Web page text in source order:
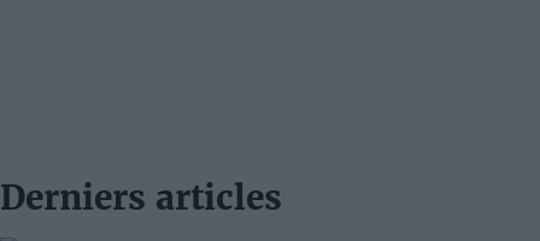
Derniers articles